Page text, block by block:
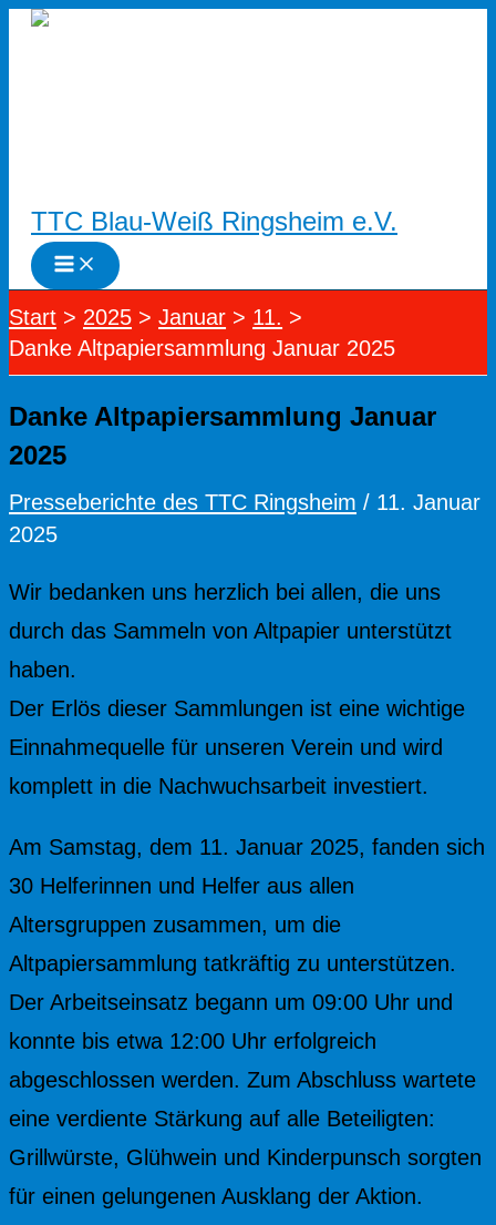
Zum
TTC Blau-Weiß Ringsheim e.V.
Start 2025 Januar
11.
Danke Altpapiersammlung Januar 2025
Danke Altpapiersammlung Januar
2025
Presseberichte des TTC Ringsheim / 11. Januar
2025
Wir bedanken uns herzlich bei allen, die uns
durch das Sammeln von Altpapier unterstützt
haben.
Der Erlös dieser Sammlungen ist eine wichtige
Einnahmequelle für unseren Verein und wird
komplett in die Nachwuchsarbeit investiert.
Am Samstag, dem 11. Januar 2025, fanden sich
30 Helferinnen und Helfer aus allen
Altersgruppen zusammen, um die
Altpapiersammlung tatkräftig zu unterstützen.
Der Arbeitseinsatz begann um 09:00 Uhr und
konnte bis etwa 12:00 Uhr erfolgreich
abgeschlossen werden. Zum Abschluss wartete
eine verdiente Stärkung auf alle Beteiligten:
Grillwürste, Glühwein und Kinderpunsch sorgten
für einen gelungenen Ausklang der Aktion.